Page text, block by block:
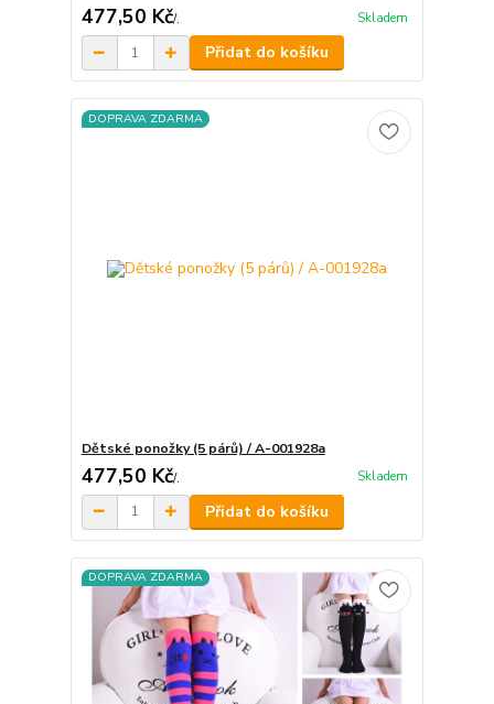
477,50 Kč/. Skladem
Přidat do košíku
DOPRAVA ZDARMA
Dětské ponožky (5 párů) / A-001928a
477,50 Kč/. Skladem
Přidat do košíku
DOPRAVA ZDARMA